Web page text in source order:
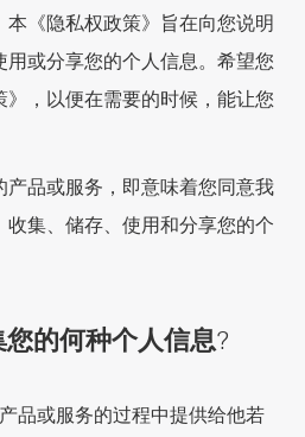
《隐私权政策》旨在向您说明
或分享您的个人信息。希望您
，以便在需要的时候，能让您
品或服务，即意味着您同意我
集、储存、使用和分享您的个
的何种个人信息?
品或服务的过程中提供给他若